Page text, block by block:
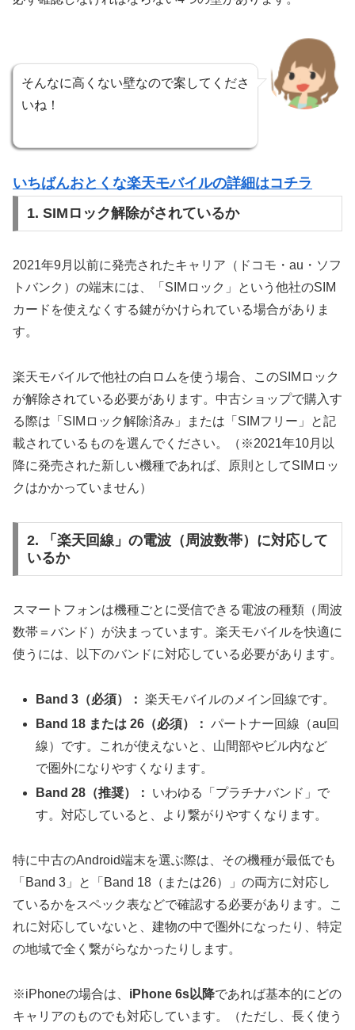
そんなに高くない壁なので案してくださ
いね！
いちばんおとくな楽天モバイルの詳細はコチラ
1. SIMロック解除がされているか
2021年9月以前に発売されたキャリア（ドコモ・au・ソフ
トバンク）の端末には、「SIMロック」という他社のSIM
カードを使えなくする鍵がかけられている場合がありま
す。
楽天モバイルで他社の白ロムを使う場合、このSIMロック
が解除されている必要があります。中古ショップで購入す
る際は「SIMロック解除済み」または「SIMフリー」と記
載されているものを選んでください。（※2021年10月以
降に発売された新しい機種であれば、原則としてSIMロッ
クはかかっていません）
2. 「楽天回線」の電波（周波数帯）に対応して
いるか
スマートフォンは機種ごとに受信できる電波の種類（周波
数帯＝バンド）が決まっています。楽天モバイルを快適に
使うには、以下のバンドに対応している必要があります。
Band 3（必須）： 楽天モバイルのメイン回線です。
Band 18 または 26（必須）： パートナー回線（au回
線）です。これが使えないと、山間部やビル内など
で圏外になりやすくなります。
Band 28（推奨）：
いわゆる「プラチナバンド」で
す。対応していると、より繋がりやすくなります。
特に中古のAndroid端末を選ぶ際は、その機種が最低でも
「Band 3」と「Band 18（または26）」の両方に対応し
ているかをスペック表などで確認する必要があります。こ
れに対応していないと、建物の中で圏外になったり、特定
の地域で全く繋がらなかったりします。
※iPhoneの場合は、 iPhone 6s以降であれば基本的にどの
キャリアのものでも対応しています。（ただし、長く使う